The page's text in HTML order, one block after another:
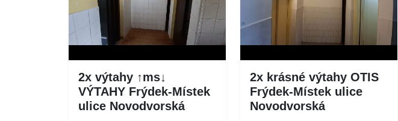
2x výtahy ↑ms↓
VÝTAHY Frýdek-Místek
ulice Novodvorská
2x krásné výtahy OTIS
Frýdek-Místek ulice
Novodvorská